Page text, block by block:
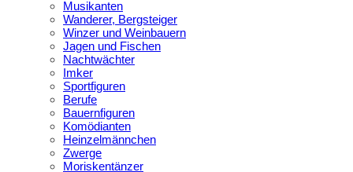
Musikanten
Wanderer, Bergsteiger
Winzer und Weinbauern
Jagen und Fischen
Nachtwächter
Imker
Sportfiguren
Berufe
Bauernfiguren
Komödianten
Heinzelmännchen
Zwerge
Moriskentänzer